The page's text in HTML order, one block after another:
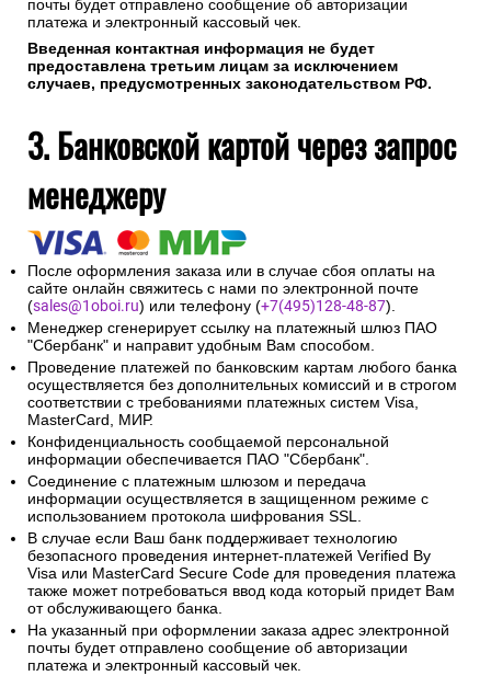
почты будет отправлено сообщение об авторизации
платежа и электронный кассовый чек.
Введенная контактная информация не будет
предоставлена третьим лицам за исключением
случаев, предусмотренных законодательством РФ.
3. Банковской картой через запрос
менеджеру
После оформления заказа или в случае сбоя оплаты на
сайте онлайн свяжитесь с нами по электронной почте
(sales@1oboi.ru) или телефону (+7(495)128-48-87).
Менеджер сгенерирует ссылку на платежный шлюз ПАО
"Сбербанк" и направит удобным Вам способом.
Проведение платежей по банковским картам любого банка
осуществляется без дополнительных комиссий и в строгом
соответствии с требованиями платежных систем Visa,
MasterCard, МИР.
Конфиденциальность сообщаемой персональной
информации обеспечивается ПАО "Сбербанк".
Соединение с платежным шлюзом и передача
информации осуществляется в защищенном режиме с
использованием протокола шифрования SSL.
В случае если Ваш банк поддерживает технологию
безопасного проведения интернет-платежей Verified By
Visa или MasterCard Secure Code для проведения платежа
также может потребоваться ввод кода который придет Вам
от обслуживающего банка.
На указанный при оформлении заказа адрес электронной
почты будет отправлено сообщение об авторизации
платежа и электронный кассовый чек.